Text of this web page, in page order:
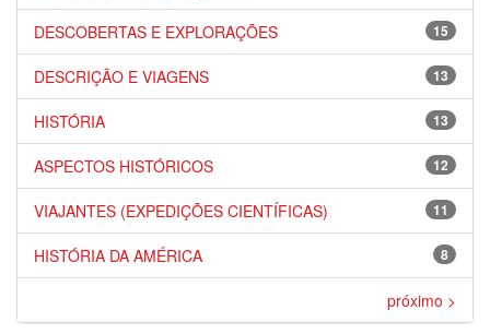
15
DESCOBERTAS E EXPLORAÇÕES
13
DESCRIÇÃO E VIAGENS
13
HISTÓRIA
12
ASPECTOS HISTÓRICOS
11
VIAJANTES (EXPEDIÇÕES CIENTÍFICAS)
8
HISTÓRIA DA AMÉRICA
próximo >